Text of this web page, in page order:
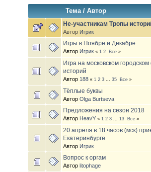
Тема/Автор
Не-участникам Тропы
Автор Игрик
Игры в Ноябре и Декабре
Автор Игрик «1 2 Все »
Игра на московском
историй
Автор188 «1 2 3 ...35 Все »
Тёплые буквы
АвторOlga Burtseva
Предложения на сезон 2018
Автор HeavY «1 2 3 ...13 Все »
20 апреля в 18 часов (мск)
Екатеринбурге
Автор Игрик
Вопрос к оргам
Автор litophage